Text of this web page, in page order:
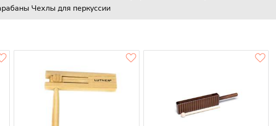
Чехлы для перкуссии